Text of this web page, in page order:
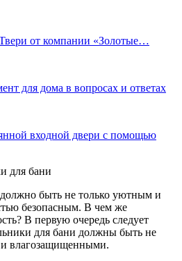
от компании «Золотые…
для дома в вопросах и ответах
входной двери с помощью
быть не только уютным и
безопасным. В чем же
В первую очередь следует
для бани должны быть не
влагозащищенными.